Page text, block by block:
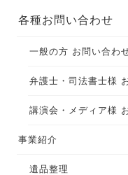
各種お問い合わせ
一般の方 お問い合わ
弁護士・司法書士様
講演会・メディア様
事業紹介
遺品整理